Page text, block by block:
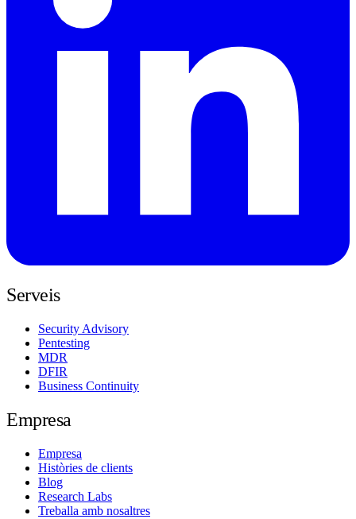
Serveis
Security Advisory
Pentesting
MDR
DFIR
Business Continuity
Empresa
Empresa
Històries de clients
Blog
Research Labs
Treballa amb nosaltres